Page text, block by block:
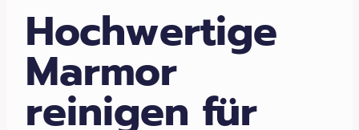
Hochwertige
Marmor
reinigen für